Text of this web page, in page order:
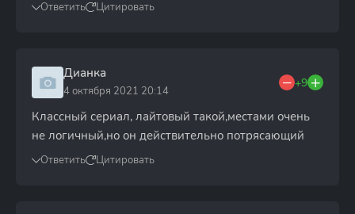
Ответить Цитировать
Дианка
4 октября 2021 20:14
+9
Классный сериал, лайтовый такой,местами очень
не логичный,но он действительно потрясающий
Ответить Цитировать